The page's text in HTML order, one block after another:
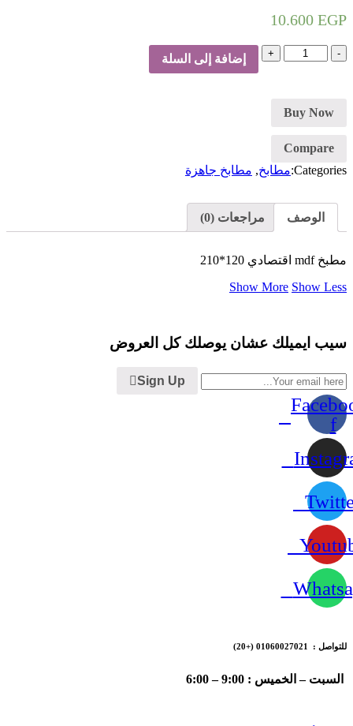
10.600 EGP
كمية
إضافة إلى السلة
Buy Now
Compare
Categories: مطابخ, مطابخ جاهزة
الوصف مراجعات (0)
مطبخ mdf اقتصادي 120*210
Show More Show Less
سيب ايميلك عشان يوصلك كل العروض
Sign Up
f
للتواصل : 01060027021 (+20)
السبت – الخميس : 9:00 – 6:00